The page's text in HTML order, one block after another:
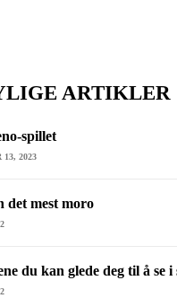
ARTIKLER
spillet
13, 2023
det mest moro
du kan glede deg til å se i